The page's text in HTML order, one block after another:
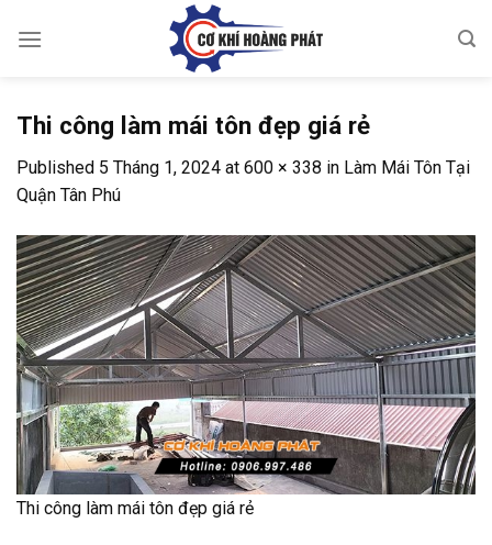
Thi công làm mái tôn đẹp giá rẻ
Published 5 Tháng 1, 2024 at 600 × 338 in Làm Mái Tôn Tại
Quận Tân Phú
Thi công làm mái tôn đẹp giá rẻ